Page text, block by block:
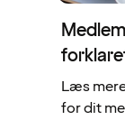
Læs
for dit